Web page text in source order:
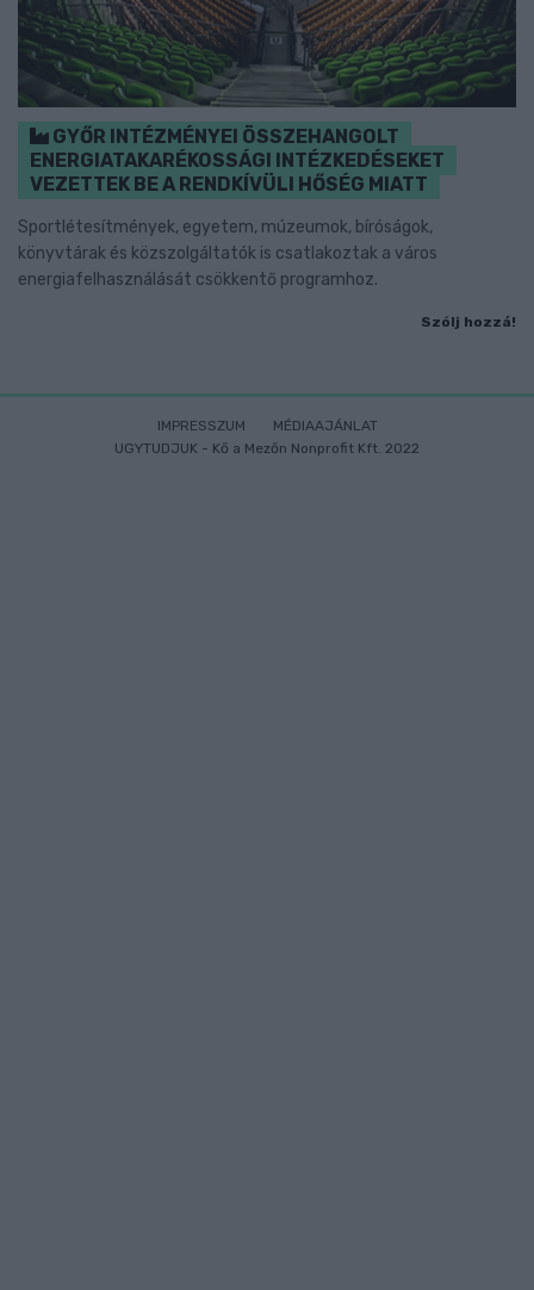
GYŐR INTÉZMÉNYEI ÖSSZEHANGOLT
ENERGIATAKARÉKOSSÁGI INTÉZKEDÉSEKET
VEZETTEK BE A RENDKÍVÜLI HŐSÉG MIATT
Sportlétesítmények, egyetem, múzeumok, bíróságok,
könyvtárak és közszolgáltatók is csatlakoztak a város
energiafelhasználását csökkentő programhoz.
Szólj hozzá!
IMPRESSZUM
MÉDIAAJÁNLAT
UGYTUDJUK - Kő a Mezőn Nonprofit Kft. 2022